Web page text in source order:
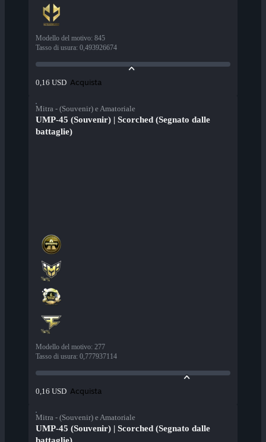
Modello del motivo: 845
Tasso di usura: 0,493926674
0,16 USD Acquista
Mitra - (Souvenir) e Amatoriale
UMP-45 (Souvenir) | Scorched (Segnato dalle
battaglie)
Modello del motivo: 277
Tasso di usura: 0,777937114
0,16 USD Acquista
Mitra - (Souvenir) e Amatoriale
UMP-45 (Souvenir) | Scorched (Segnato dalle